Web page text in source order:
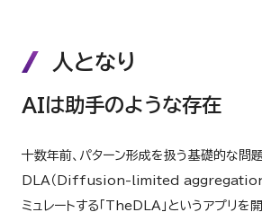
人となり
AIは助手のような存在
十数年前、パターン形成を扱う基礎的な問
DLA（Diffusion-limited aggregation、
ミュレートする「TheDLA」というアプリを